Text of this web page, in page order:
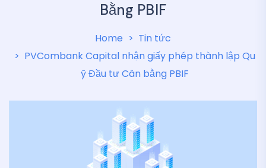
Bằng PBIF
Home
Tin tức
PVCombank Capital nhận giấy phép thành lập Qu
ỹ Đầu tư Cân bằng PBIF